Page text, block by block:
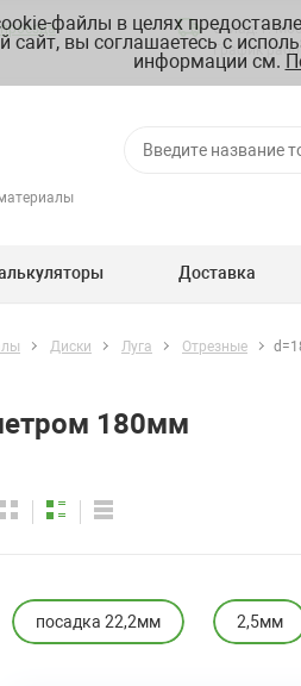
Склад: г.
График
Доставка
Диски Луга Отрезные
180мм
посадка 22,2мм 2,5мм
файлы в целях
вы соглашаетесь с
информации см.